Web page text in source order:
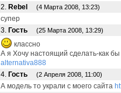
2. Rebel (4 Марта 2008, 13:23)
супер
3. Гость (25 Марта 2008, 13:29)
классно
А я Хочу настоящий сделать-как
alternativa888
4. Гость (2 Апреля 2008, 11:00)
А модель то украли с моего сайта